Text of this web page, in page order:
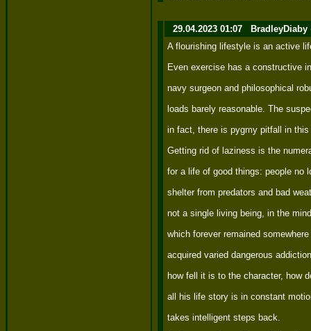
29.04.2023 01:07 BradleyDiaby
A flourishing lifestyle is an active
Even exercise has a constructive
navy surgeon and philosophical
loads barely reasonable. The
in fact, there is pygmy pitfall in
Getting rid of laziness is the
for a life of good things: people no
shelter from predators and bad
not a single living being, in the
which forever remained
acquired varied dangerous
how fell it is to the character, how
all his life story is in constant
takes intelligent steps back.